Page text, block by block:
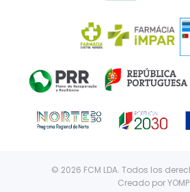
© 2026 FCM LDA. Todos los
Creado porYOMP